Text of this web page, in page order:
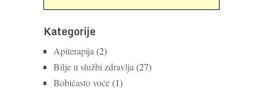
Kategorije
Apiterapija (2)
Bilje u službi zdravlja (27)
Bobičasto voće(1)